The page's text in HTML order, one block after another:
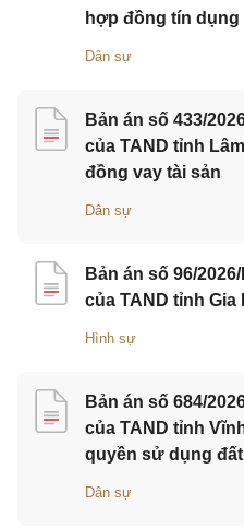
hợp đồng tín dụng
Dân sự
Bản án số 433/
của TAND tỉnh
đồng vay tài sản
Dân sự
Bản án số 96/
của TAND tỉnh Gia
Hình sự
Bản án số 684/
của TAND tỉnh
quyền sử dụng đất
Dân sự